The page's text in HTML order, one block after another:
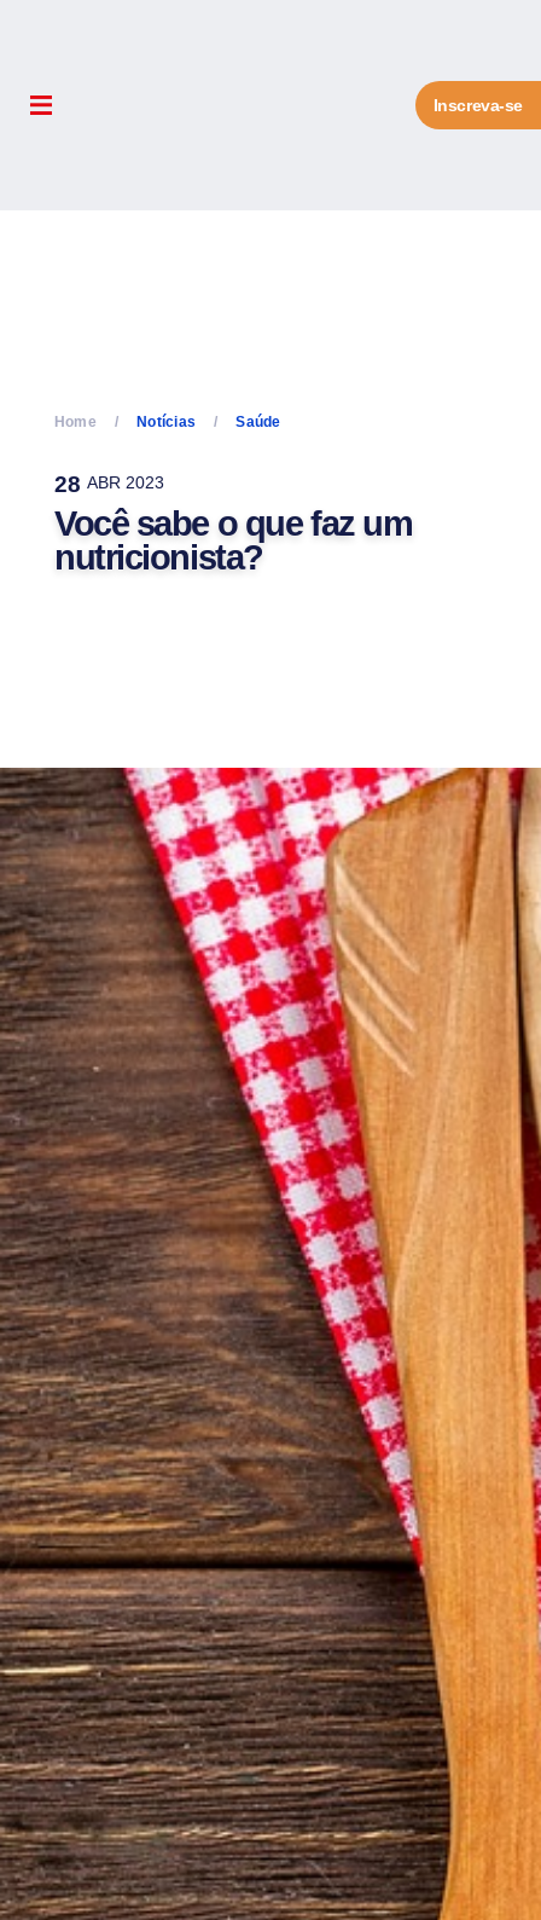
Inscreva-se
Home Notícias Saúde
28 ABR 2023
Você sabe o que faz um
nutricionista?